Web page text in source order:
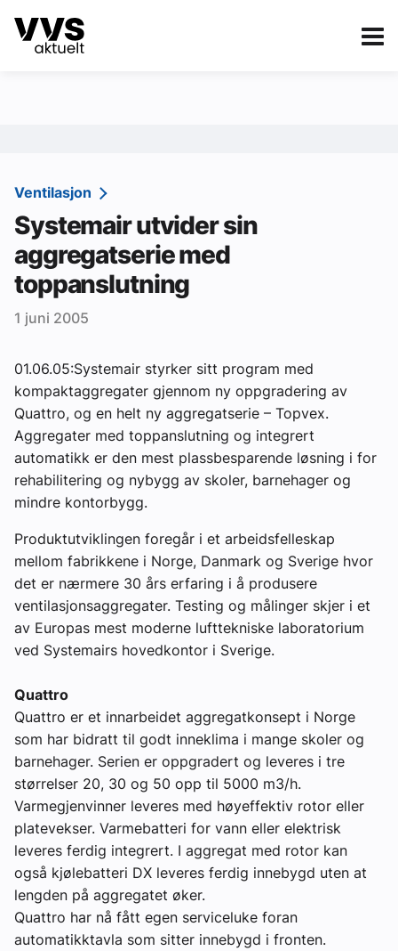
Kategorier
Sanitær
Ventilasjon
Varme og energi
Byggautomasjon
Aktuelle prosjekter
Om VVS Aktuelt
Kontakt oss:
Abonner på fagbladet Byggfakta Nyheter
Annonsere i VVS Aktuelt
Kontakt oss
Tips oss
eBlad
Ventilasjon
Systemair utvider sin
aggregatserie med
toppanslutning
1 juni 2005
01.06.05:Systemair styrker sitt program med
kompaktaggregater gjennom ny oppgradering av
Quattro, og en helt ny aggregatserie – Topvex.
Aggregater med toppanslutning og integrert
automatikk er den mest plassbesparende løsning i for
rehabilitering og nybygg av skoler, barnehager og
mindre kontorbygg.
Produktutviklingen foregår i et arbeidsfelleskap
mellom fabrikkene i Norge, Danmark og Sverige hvor
det er nærmere 30 års erfaring i å produsere
ventilasjonsaggregater. Testing og målinger skjer i et
av Europas mest moderne lufttekniske laboratorium
ved Systemairs hovedkontor i Sverige.
Quattro
Quattro er et innarbeidet aggregatkonsept i Norge
som har bidratt til godt inneklima i mange skoler og
barnehager. Serien er oppgradert og leveres i tre
størrelser 20, 30 og 50 opp til 5000 m3/h.
Varmegjenvinner leveres med høyeffektiv rotor eller
platevekser. Varmebatteri for vann eller elektrisk
leveres ferdig integrert. I aggregat med rotor kan
også kjølebatteri DX leveres ferdig innebygd uten at
lengden på aggregatet øker.
Quattro har nå fått egen serviceluke foran
automatikktavla som sitter innebygd i fronten.